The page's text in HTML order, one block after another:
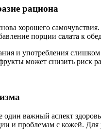
рациона
хорошего
порции салата к
и употребления
может снизить риск
важный аспект
и проблемам с кожей. Для